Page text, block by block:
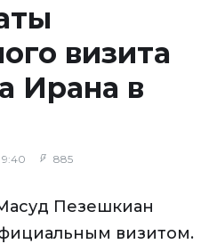
визита
Ирана в
9:40 885
Пезешкиан
визитом.